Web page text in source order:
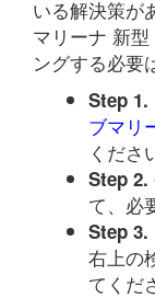
いる解決策が
マリーナ 新
ングする必要
Step 1.
ブマリ
くださ
Step 2.
て、必
Step 3.
右上の
てくだ